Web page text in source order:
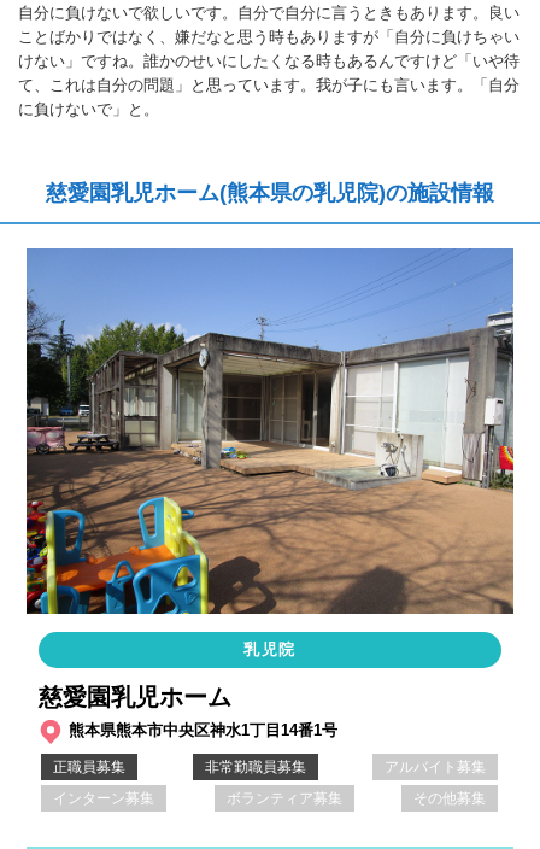
自分に負けないで欲しいです。自分で自分に言うときもあります。良い
ことばかりではなく、嫌だなと思う時もありますが「自分に負けちゃい
けない」ですね。誰かのせいにしたくなる時もあるんですけど「いや待
て、これは自分の問題」と思っています。我が子にも言います。「自分
に負けないで」と。
慈愛園乳児ホーム(熊本県の乳児院)の施設情報
乳児院
慈愛園乳児ホーム
熊本県熊本市中央区神水1丁目14番1号
正職員募集 非常勤職員募集
アルバイト募集
インターン募集
ボランティア募集 その他募集